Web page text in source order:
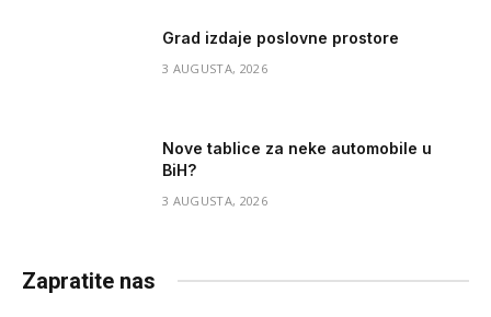
Grad izdaje poslovne prostore
3 AUGUSTA, 2026
Nove tablice za neke automobile u
BiH?
3 AUGUSTA, 2026
Zapratite nas